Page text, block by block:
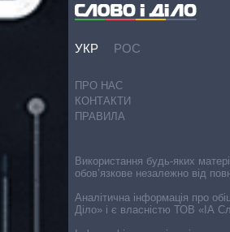
УКР РОС
ПРО НАС
КОНТАКТИ
ПРАВИЛА
Використання будь-яких
обов’язкове незалежно від
Аналітична інформація про
Діло» і є власністю ТОВ «ІА